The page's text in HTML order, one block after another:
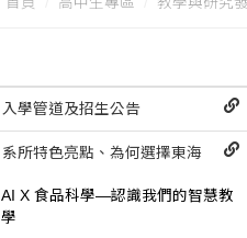
入學管道及招生公告
系所特色亮點、為何選擇東海
AI X 食品科學—認識我們的智慧教
學